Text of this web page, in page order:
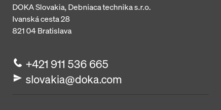
DOKA Slovakia, Debniaca technika s.r.o.
Ivanská cesta 28
821 04Bratislava
+421 911 536 665
slovakia@doka.com